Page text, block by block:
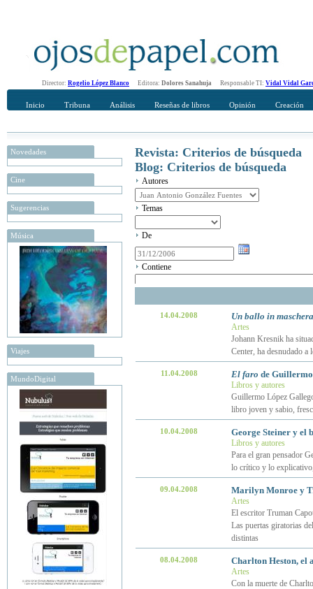
Director: Rogelio López Blanco Editora: Dolores Sanahuja Responsable TI: Vidal Vidal
Inicio Tribuna Análisis Reseñas de libros Opinión Creación
Novedades
Cine
Sugerencias
Música
Viajes
MundoDigital
Revista: Criterios de búsqueda
Blog: Criterios de búsqueda
Autores
Temas
De
Contiene
14.04.2008 Un ballo in maschera
Artes
Johann Kresnik ha
Center, ha desnudado
11.04.2008 El faro de
Libros y autores
Guillermo López
libro joven y sabio,
10.04.2008 George Steiner y el
Libros y autores
Para el gran pensador
lo crítico y lo
09.04.2008 Marilyn Monroe y
Artes
El escritor Truman
Las puertas giratorias
distintas
08.04.2008 Charlton Heston, el
Artes
Con la muerte de